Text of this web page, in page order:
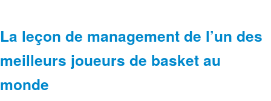
La leçon de management de l’un des
meilleurs joueurs de basket au
monde